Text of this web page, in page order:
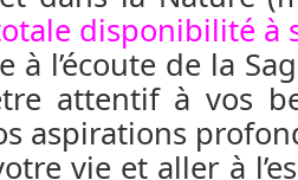
disponibilité à
à l’écoute de la
attentif à vos
aspirations
vie et aller à